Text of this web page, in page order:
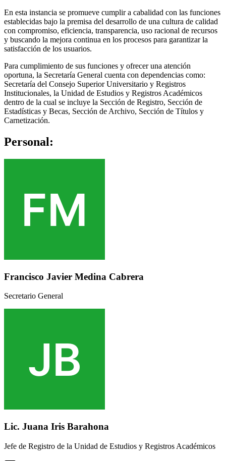
En esta instancia se promueve cumplir a cabalidad con las funciones
establecidas bajo la premisa del desarrollo de una cultura de calidad
con compromiso, eficiencia, transparencia, uso racional de recursos
y buscando la mejora continua en los procesos para garantizar la
satisfacción de los usuarios.
Para cumplimiento de sus funciones y ofrecer una atención
oportuna, la Secretaría General cuenta con dependencias como:
Secretaría del Consejo Superior Universitario y Registros
Institucionales, la Unidad de Estudios y Registros Académicos
dentro de la cual se incluye la Sección de Registro, Sección de
Estadísticas y Becas, Sección de Archivo, Sección de Títulos y
Carnetización.
Personal:
Francisco Javier Medina Cabrera
Secretario General
Lic. Juana Iris Barahona
Jefe de Registro de la Unidad de Estudios y Registros Académicos